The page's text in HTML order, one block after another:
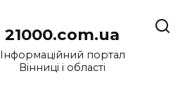
21000.com.ua
Інформаційний портал
Вінниці і області